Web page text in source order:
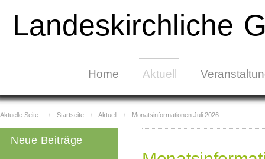
Landeskirchliche
Home Aktuell
Aktuelle Seite: Startseite Aktuell Monatsinformationen Juli 2026
Neue Beiträge